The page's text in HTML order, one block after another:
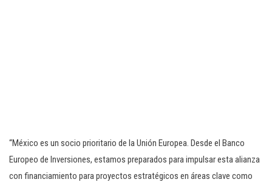
“México es un socio prioritario de la Unión Europea. Desde el Banco
Europeo de Inversiones, estamos preparados para impulsar esta alianza
con financiamiento para proyectos estratégicos en áreas clave como